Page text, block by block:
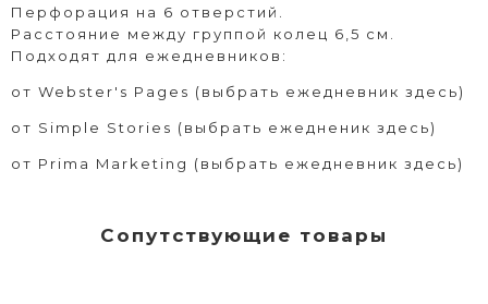
Перфорация на 6 отверстий.
Расстояние между группой колец 6,5 см.
Подходят для ежедневников:
от Webster's Pages (выбрать ежедневник здесь)
от Simple Stories (выбрать ежедненик здесь)
от Prima Marketing (выбрать ежедневник здесь)
Сопутствующие товары